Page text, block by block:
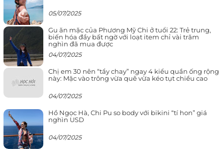
05/07/2025
Gu ăn mặc của Phương Mỹ Chi ở tuổi 22: Trẻ trung,
biến hóa đầy bất ngờ với loạt item chỉ vài trăm
nghìn đã mua được
04/07/2025
Chị em 30 nên “tẩy chay” ngay 4 kiểu quần ống rộng
này: Mặc vào trông vừa quê vừa kéo tụt chiều cao
04/07/2025
Hồ Ngọc Hà, Chi Pu so body với bikini “tí hon” giá
nghìn USD
04/07/2025